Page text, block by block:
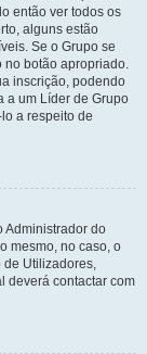
então ver todos os
alguns estão
Se o Grupo se
no botão apropriado.
inscrição, podendo
a um Líder de Grupo
a respeito de
Administrador do
mesmo, no caso, o
de Utilizadores,
deverá contactar com